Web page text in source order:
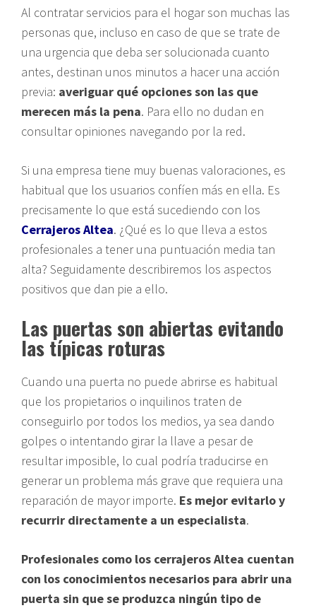
Al contratar servicios para el hogar son muchas las
personas que, incluso en caso de que se trate de
una urgencia que deba ser solucionada cuanto
antes, destinan unos minutos a hacer una acción
previa: averiguar qué opciones son las que
merecen más la pena. Para ello no dudan en
consultar opiniones navegando por la red.
Si una empresa tiene muy buenas valoraciones, es
habitual que los usuarios confíen más en ella. Es
precisamente lo que está sucediendo con los
Cerrajeros Altea. ¿Qué es lo que lleva a estos
profesionales a tener una puntuación media tan
alta? Seguidamente describiremos los aspectos
positivos que dan pie a ello.
Las puertas son abiertas evitando
las típicas roturas
Cuando una puerta no puede abrirse es habitual
que los propietarios o inquilinos traten de
conseguirlo por todos los medios, ya sea dando
golpes o intentando girar la llave a pesar de
resultar imposible, lo cual podría traducirse en
generar un problema más grave que requiera una
reparación de mayor importe. Es mejor evitarlo y
recurrir directamente a un especialista.
Profesionales como los cerrajeros Altea cuentan
con los conocimientos necesarios para abrir una
puerta sin que se produzca ningún tipo de